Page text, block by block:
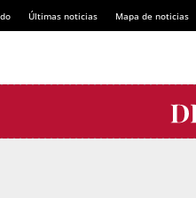
Últimas noticias Mapa de noticias